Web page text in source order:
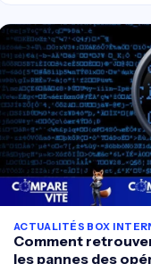
ACTUALITÉS BOX
Comment
les pannes des